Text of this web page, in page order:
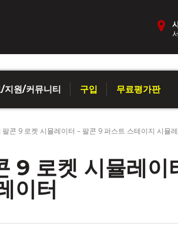
지원/커뮤니티 구입 무료평가판
콘 9 로켓 시뮬레이터 – 팔콘 9 퍼스트 스테이지 시뮬
9 로켓 시뮬레이
이터